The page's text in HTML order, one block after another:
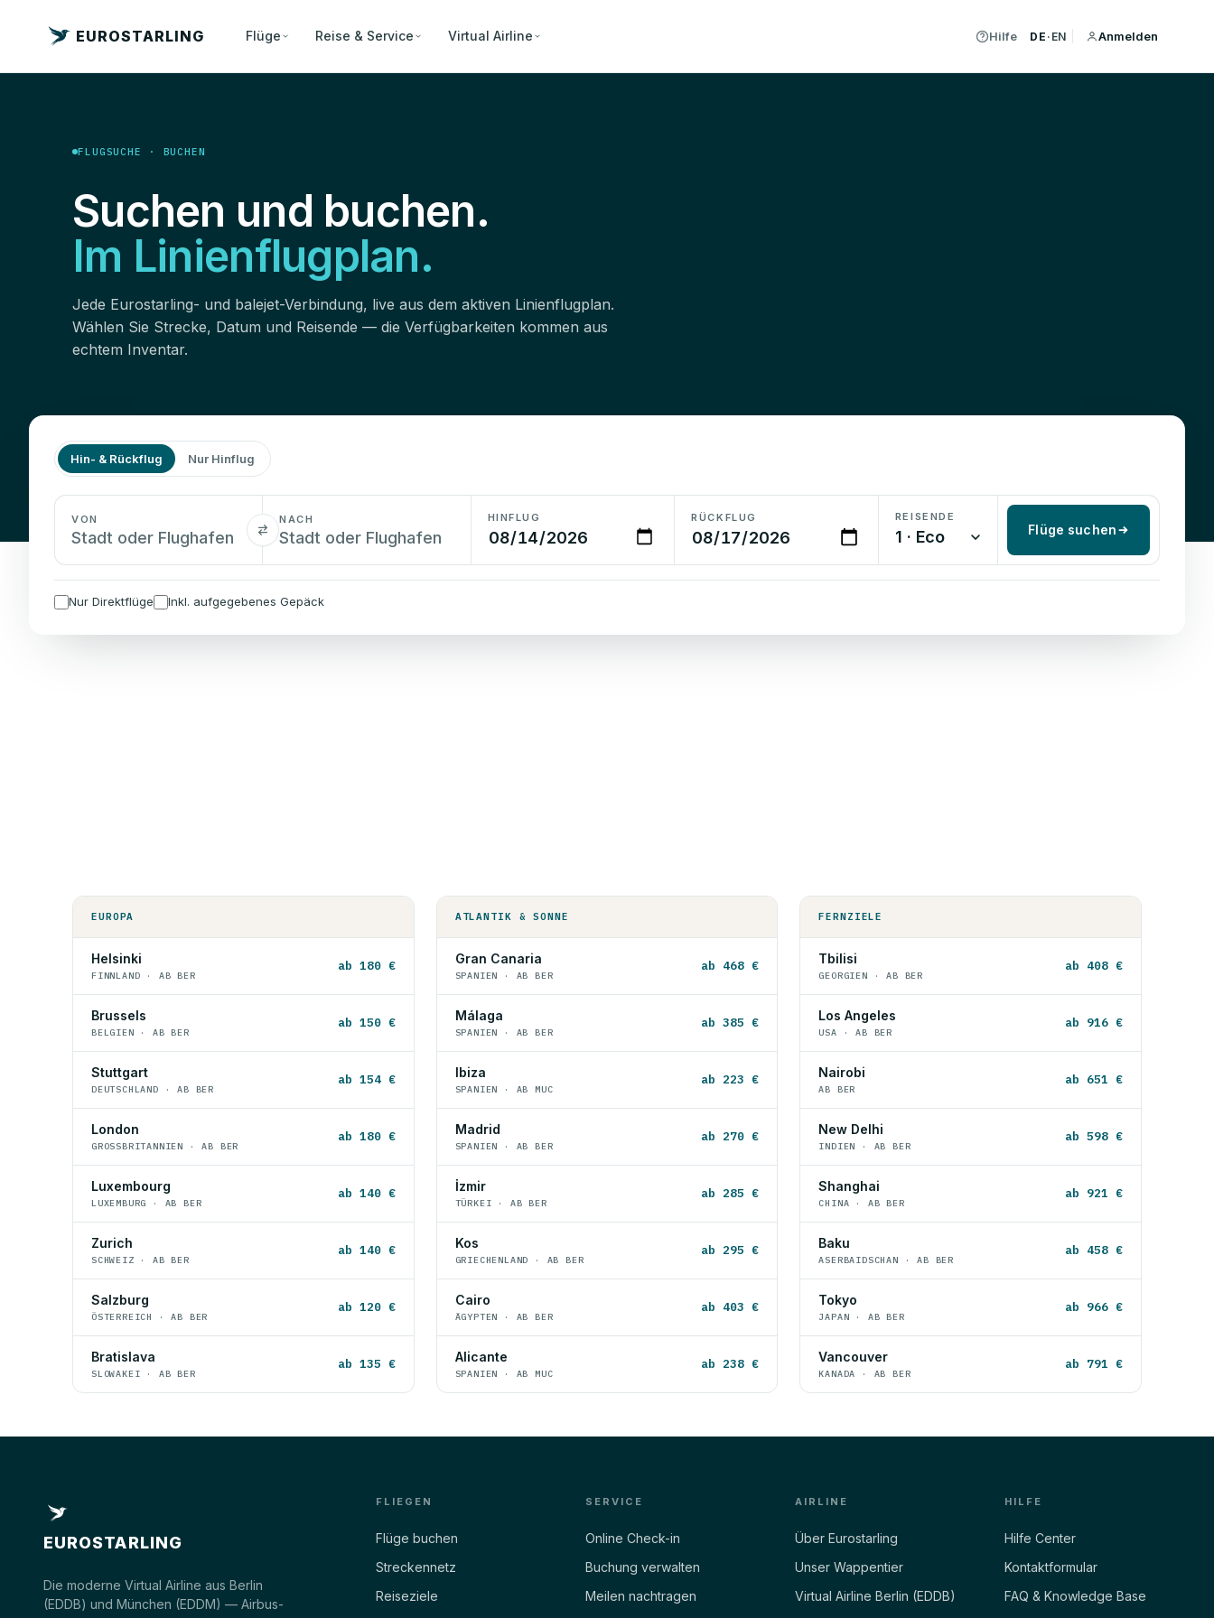
EUROSTARLING Flüge Reise & Service Virtual Airline Hilfe DE · EN Anmelden
FLUGSUCHE · BUCHEN
Suchen und buchen.
Im Linienflugplan.
Jede Eurostarling- und balejet-Verbindung, live aus dem aktiven Linienflugplan.
Wählen Sie Strecke, Datum und Reisende — die Verfügbarkeiten kommen aus
echtem Inventar.
Hin- & Rückflug Nur Hinflug
VON NACH HINFLUG RÜCKFLUG REISENDE
1 · Eco Flüge suchen
Nur Direktflüge Inkl. aufgegebenes Gepäck
EUROPA
Helsinki
FINNLAND · AB BER
ab 180 €
Brussels
BELGIEN · AB BER
ab 150 €
Stuttgart
DEUTSCHLAND · AB BER
ab 154 €
London
GROSSBRITANNIEN · AB BER
ab 180 €
Luxembourg
LUXEMBURG · AB BER
ab 140 €
Zurich
SCHWEIZ · AB BER
ab 140 €
Salzburg
ÖSTERREICH · AB BER
ab 120 €
Bratislava
SLOWAKEI · AB BER
ab 135 €
ATLANTIK & SONNE
Gran Canaria
SPANIEN · AB BER
ab 468 €
Málaga
SPANIEN · AB BER
ab 385 €
Ibiza
SPANIEN · AB MUC
ab 223 €
Madrid
SPANIEN · AB BER
ab 270 €
İzmir
TÜRKEI · AB BER
ab 285 €
Kos
GRIECHENLAND · AB BER
ab 295 €
Cairo
ÄGYPTEN · AB BER
ab 403 €
Alicante
SPANIEN · AB MUC
ab 238 €
FERNZIELE
Tbilisi
GEORGIEN · AB BER
ab 408 €
Los Angeles
USA · AB BER
ab 916 €
Nairobi
AB BER
ab 651 €
New Delhi
INDIEN · AB BER
ab 598 €
Shanghai
CHINA · AB BER
ab 921 €
Baku
ASERBAIDSCHAN · AB BER
ab 458 €
Tokyo
JAPAN · AB BER
ab 966 €
Vancouver
KANADA · AB BER
ab 791 €
EUROSTARLING
Die moderne Virtual Airline aus Berlin
(EDDB) und München (EDDM) — Airbus-
FLIEGEN
Flüge buchen
Streckennetz
Reiseziele
SERVICE
Online Check-in
Buchung verwalten
Meilen nachtragen
AIRLINE
Über Eurostarling
Unser Wappentier
Virtual Airline Berlin (EDDB)
HILFE
Hilfe Center
Kontaktformular
FAQ & Knowledge Base